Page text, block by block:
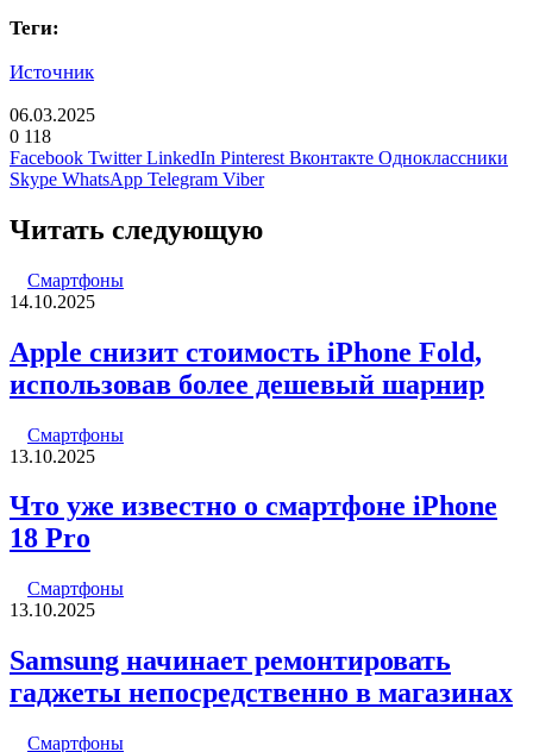
Теги:
Источник
06.03.2025
0 118
Facebook Twitter LinkedIn Pinterest Вконтакте Одноклассники
Skype WhatsApp Telegram Viber
Читать следующую
Смартфоны
14.10.2025
Apple снизит стоимость iPhone Fold,
использовав более дешевый шарнир
Смартфоны
13.10.2025
Что уже известно о смартфоне iPhone
18 Pro
Смартфоны
13.10.2025
Samsung начинает ремонтировать
гаджеты непосредственно в магазинах
Смартфоны